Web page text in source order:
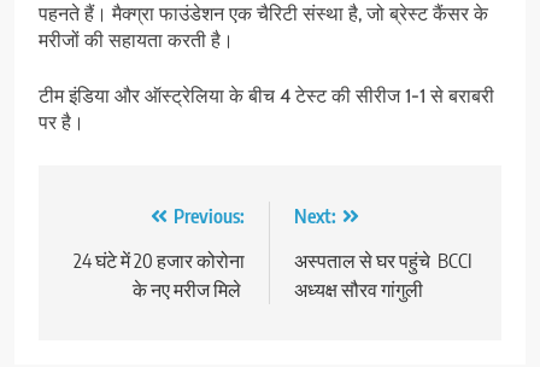
पहनते हैं। मैक्ग्रा फाउंडेशन एक चैरिटी संस्था है, जो ब्रेस्ट कैंसर के
मरीजों की सहायता करती है।
टीम इंडिया और ऑस्ट्रेलिया के बीच 4 टेस्ट की सीरीज 1-1 से बराबरी
पर है।
navigation
Previous:
24 घंटे में 20 हजार कोरोना
के नए मरीज मिले
Next:
अस्पताल से घर पहुंचे BCCI
अध्यक्ष सौरव गांगुली